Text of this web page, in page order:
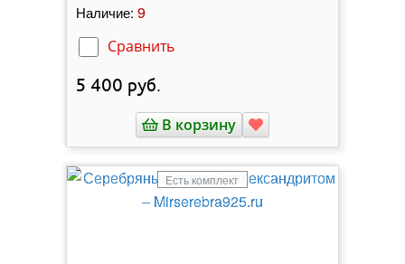
Наличие: 9
Сравнить
5 400 руб.
В корзину
Есть комплект